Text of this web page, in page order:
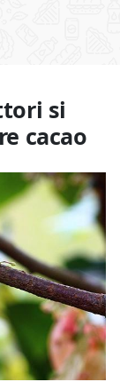
si
cacao